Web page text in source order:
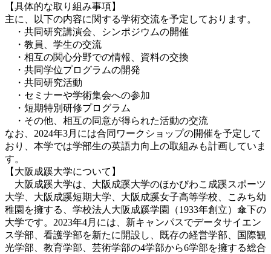
【具体的な取り組み事項】
主に、以下の内容に関する学術交流を予定しております。
・共同研究講演会、シンポジウムの開催
・教員、学生の交流
・相互の関心分野での情報、資料の交換
・共同学位プログラムの開発
・共同研究活動
・セミナーや学術集会への参加
・短期特別研修プログラム
・その他、相互の同意が得られた活動の交流
なお、2024年3月には合同ワークショップの開催を予定して
おり、本学では学部生の英語力向上の取組みも計画していま
す。
【大阪成蹊大学について】
大阪成蹊大学は、大阪成蹊大学のほかびわこ成蹊スポーツ
大学、大阪成蹊短期大学、大阪成蹊女子高等学校、こみち幼
稚園を擁する、学校法人大阪成蹊学園（1933年創立）傘下の
大学です。2023年4月には、新キャンパスでデータサイエン
ス学部、看護学部を新たに開設し、既存の経営学部、国際観
光学部、教育学部、芸術学部の4学部から6学部を擁する総合